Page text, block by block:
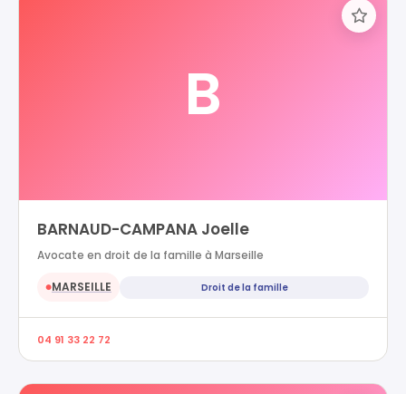
B
BARNAUD-CAMPANA Joelle
Avocate en droit de la famille à Marseille
●MARSEILLE Droit de la famille
04 91 33 22 72